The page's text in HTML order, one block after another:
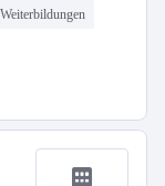
Weiterbildungen